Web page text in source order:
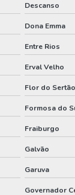
artesiano
artesiano
artesiano
Descanso
Dona Emma
Entre Rios
Erval Velho
Flor do Sertão
Formosa do
Fraiburgo
Galvão
Garuva
Governador